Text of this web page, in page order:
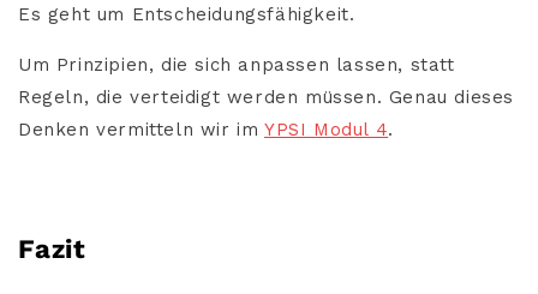
Es geht um Entscheidungsfähigkeit.
Um Prinzipien, die sich anpassen lassen, statt
Regeln, die verteidigt werden müssen. Genau dieses
Denken vermitteln wir imYPSI Modul 4.
Fazit